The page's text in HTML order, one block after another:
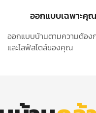
ออกแบบเฉพาะคุณ
ออกแบบบ้านตามความต้อง
และไลฟ์สไตล์ของคุณ